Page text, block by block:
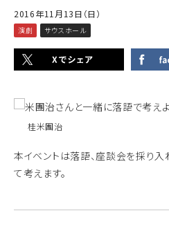
2016年11月13日（日）
演劇 サウスホール
桂米團治
本イベントは落語、座談会を採り
て考えます。